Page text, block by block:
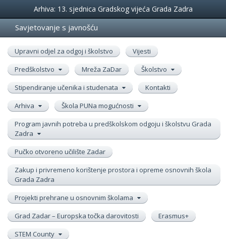
Događanja
Arhiva: 13. sjednica Gradskog vijeća Grada Zadra
Savjetovanje s javnošću
Upravni odjel za odgoj i školstvo
Vijesti
Predškolstvo
Mreža ZaDar
Školstvo
Stipendiranje učenika i studenata
Kontakti
Arhiva
Škola PUNa mogućnosti
Program javnih potreba u predškolskom odgoju i školstvu Grada
Zadra
Pučko otvoreno učilište Zadar
Zakup i privremeno korištenje prostora i opreme osnovnih škola
Grada Zadra
Projekti prehrane u osnovnim školama
Grad Zadar – Europska točka darovitosti
Erasmus+
STEM County